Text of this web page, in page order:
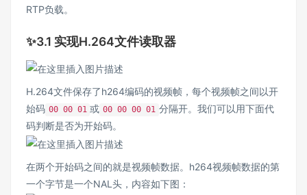
RTP负载。
✨3.1 实现H.264文件读取器
H.264文件保存了h264编码的视频帧，每个视频帧之间以开
始码 00 00 01 或 00 00 00 01 分隔开。我们可以用下面代
码判断是否为开始码。
在两个开始码之间的就是视频帧数据。h264视频帧数据的第
一个字节是一个NAL头，内容如下图：